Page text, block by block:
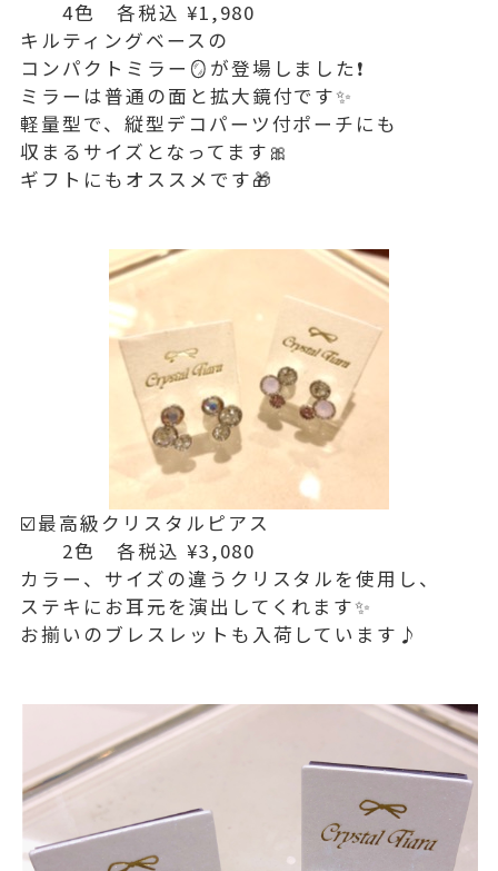
4色 各税込 ¥1,980
キルティングベースの
コンパクトミラー🪞が登場しました❗️
ミラーは普通の面と拡大鏡付です✨
軽量型で、縦型デコパーツ付ポーチにも
収まるサイズとなってます🎀
ギフトにもオススメです🎁
☑️最高級クリスタルピアス
2色 各税込 ¥3,080
カラー、サイズの違うクリスタルを使用し、
ステキにお耳元を演出してくれます✨
お揃いのブレスレットも入荷しています♪